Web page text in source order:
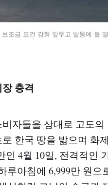
조금 요건 강화 앞두고 발등에 불
충격
자들을 상대로 고도의
한국 땅을 밟으며 화
인 4월 10일, 전격적인
루아침에 6,999만 원으